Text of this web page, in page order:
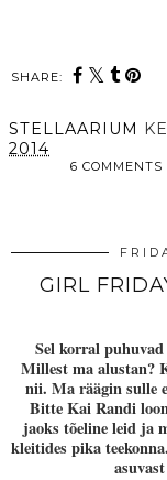
SHARE:
STELLAARIUM
2014
6 COMMENTS
GIRL
Sel korral
Millest ma alustan?
nii. Ma räägin sulle
Bitte Kai Randi
jaoks tõeline leid ja
kleitides pika